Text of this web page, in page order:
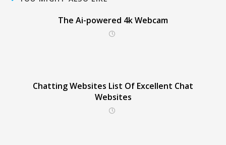
The Ai-powered 4k Webcam
Chatting Websites List Of Excellent Chat
Websites